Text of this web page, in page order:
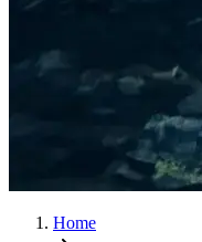
Home